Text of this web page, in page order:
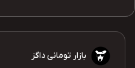
بازار تومانی داگز